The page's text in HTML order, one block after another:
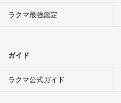
ラクマ最強鑑定
ガイド
ラクマ公式ガイド